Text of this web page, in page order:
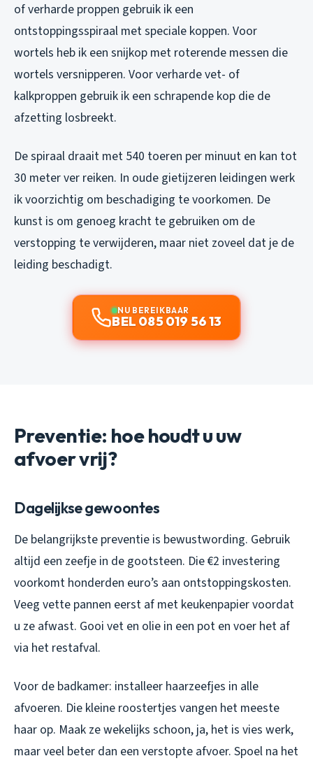
of verharde proppen gebruik ik een
ontstoppingsspiraal met speciale koppen. Voor
wortels heb ik een snijkop met roterende messen die
wortels versnipperen. Voor verharde vet- of
kalkproppen gebruik ik een schrapende kop die de
afzetting losbreekt.
De spiraal draait met 540 toeren per minuut en kan tot
30 meter ver reiken. In oude gietijzeren leidingen werk
ik voorzichtig om beschadiging te voorkomen. De
kunst is om genoeg kracht te gebruiken om de
verstopping te verwijderen, maar niet zoveel dat je de
leiding beschadigt.
NU BEREIKBAAR
BEL 085 019 56 13
Preventie: hoe houdt u uw
afvoer vrij?
Dagelijkse gewoontes
De belangrijkste preventie is bewustwording. Gebruik
altijd een zeefje in de gootsteen. Die €2 investering
voorkomt honderden euro’s aan ontstoppingskosten.
Veeg vette pannen eerst af met keukenpapier voordat
u ze afwast. Gooi vet en olie in een pot en voer het af
via het restafval.
Voor de badkamer: installeer haarzeefjes in alle
afvoeren. Die kleine roostertjes vangen het meeste
haar op. Maak ze wekelijks schoon, ja, het is vies werk,
maar veel beter dan een verstopte afvoer. Spoel na het